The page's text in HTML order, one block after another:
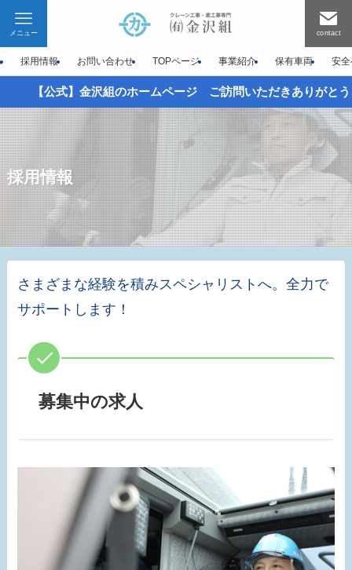
contact
メニュー
採用情報 お問い合わせ TOPページ 事業紹介 保有車両 安
【公式】金沢組のホームページ ご訪問いただきありがとうご
採用情報
さまざまな経験を積みスペシャリストへ。全力で
サポートします！
募集中の求人